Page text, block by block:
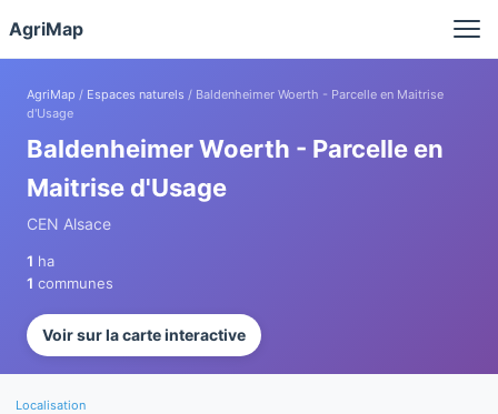
AgriMap
AgriMap / Espaces naturels / Baldenheimer Woerth - Parcelle en Maitrise
d'Usage
Baldenheimer Woerth - Parcelle en
Maitrise d'Usage
CEN Alsace
1 ha
1 communes
Voir sur la carte interactive
Localisation